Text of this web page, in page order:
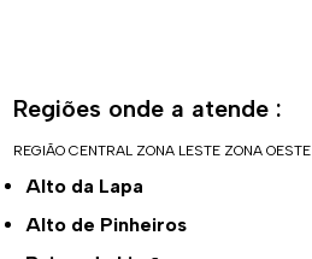
Regiões onde a atende :
REGIÃO CENTRAL ZONA LESTE ZONA OESTE
Alto da Lapa
Alto de Pinheiros